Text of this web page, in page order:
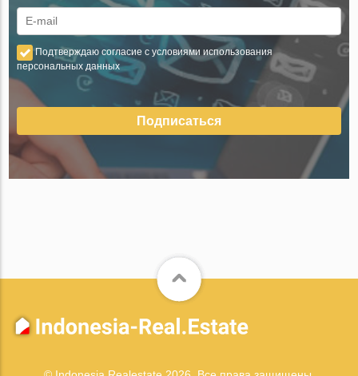
Подтверждаю согласие с условиями использования
персональных данных
Подписаться